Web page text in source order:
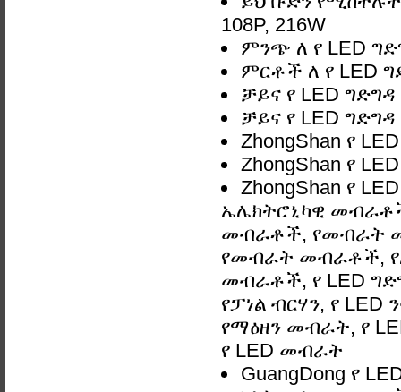
108P, 216W
ምንጭ ለ የ LED
ምርቶች ለ የ LED
ቻይና የ LED
ቻይና የ LED
ZhongShan የ
ZhongShan የ
ZhongShan የ
ኤሌክትሮኒካዊ
መብራቶች, የመብራት
የመብራት መብራቶች,
መብራቶች, የ LED
የፓነል ብርሃን, የ LED
የማዕዘን መብራት, የ
የ LED መብራት
GuangDong የ